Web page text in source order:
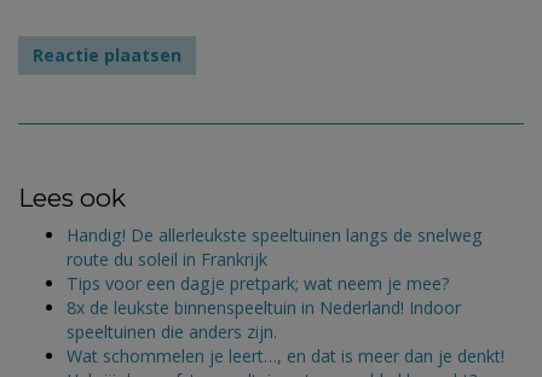
Lees ook
Handig! De allerleukste speeltuinen langs de snelweg
route du soleil in Frankrijk
Tips voor een dagje pretpark; wat neem je mee?
8x de leukste binnenspeeltuin in Nederland! Indoor
speeltuinen die anders zijn.
Wat schommelen je leert…, en dat is meer dan je denkt!